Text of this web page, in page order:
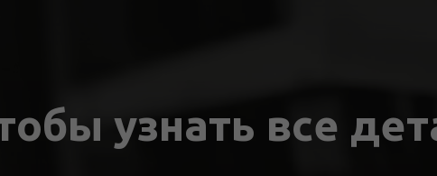
узнать все